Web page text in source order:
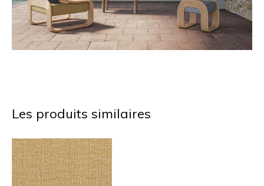
Les produits similaires